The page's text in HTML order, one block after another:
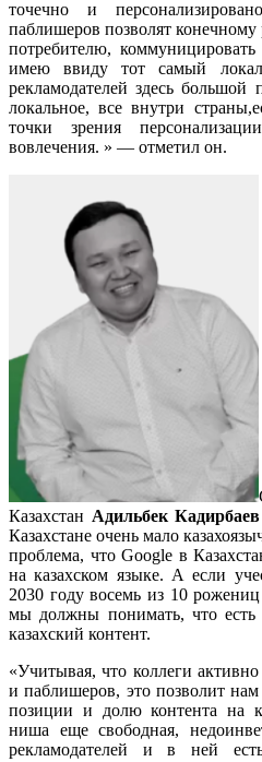
точечно и
паблишеров позволят
потребителю,
имею ввиду тот самый
рекламодателей здесь
локальное, все внутри
точки зрения
вовлечения. » — отметил он.
Казахстан Адильбек Кадирбаев
Казахстане очень мало
проблема, что Goоgle в
на казахском языке. А если
2030 году восемь из 10
мы должны понимать, что есть
казахский контент.
«Учитывая, что коллеги
и паблишеров, это позволит
позиции и долю контента на
ниша еще свободная,
рекламодателей и в ней